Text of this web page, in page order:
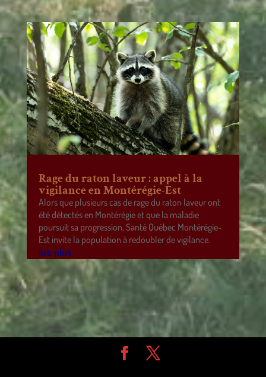
Rage du raton laveur : appel à la
vigilance en Montérégie-Est
Alors que plusieurs cas de rage du raton laveur ont
été détectés en Montérégie et que la maladie
poursuit sa progression, Santé Québec Montérégie-
Est invite la population à redoubler de vigilance.
lire plus